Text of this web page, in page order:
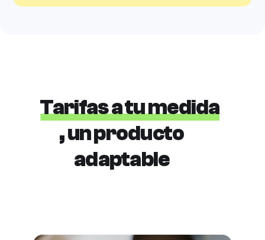
Tarifas a tu medida
, un producto
adaptable